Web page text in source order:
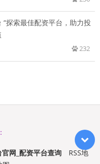
探索最佳配资平台，助力投
232
网_配资平台查询
RSS地